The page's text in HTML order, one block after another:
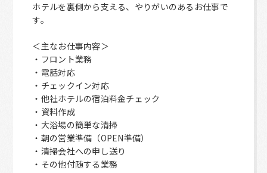
ホテルを裏側から支える、やりがいのあるお仕事で
す。
＜主なお仕事内容＞
・フロント業務
・電話対応
・チェックイン対応
・他社ホテルの宿泊料金チェック
・資料作成
・大浴場の簡単な清掃
・朝の営業準備（OPEN準備）
・清掃会社への申し送り
・その他付随する業務